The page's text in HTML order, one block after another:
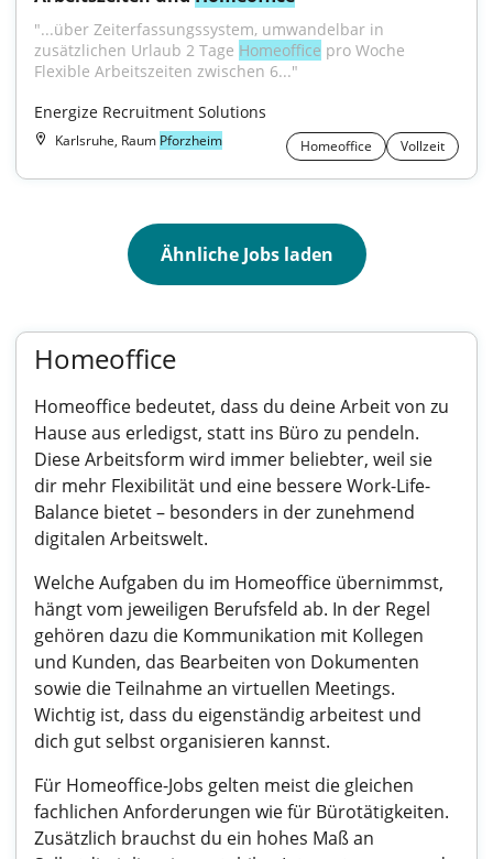
"...über Zeiterfassungssystem, umwandelbar in
zusätzlichen Urlaub 2 Tage Homeoffice pro Woche
Flexible Arbeitszeiten zwischen 6..."
Energize Recruitment Solutions
Karlsruhe, Raum Pforzheim Homeoffice Vollzeit
Ähnliche Jobs laden
Homeoffice
Homeoffice bedeutet, dass du deine Arbeit von zu
Hause aus erledigst, statt ins Büro zu pendeln.
Diese Arbeitsform wird immer beliebter, weil sie
dir mehr Flexibilität und eine bessere Work-Life-
Balance bietet – besonders in der zunehmend
digitalen Arbeitswelt.
Welche Aufgaben du im Homeoffice übernimmst,
hängt vom jeweiligen Berufsfeld ab. In der Regel
gehören dazu die Kommunikation mit Kollegen
und Kunden, das Bearbeiten von Dokumenten
sowie die Teilnahme an virtuellen Meetings.
Wichtig ist, dass du eigenständig arbeitest und
dich gut selbst organisieren kannst.
Für Homeoffice-Jobs gelten meist die gleichen
fachlichen Anforderungen wie für Bürotätigkeiten.
Zusätzlich brauchst du ein hohes Maß an